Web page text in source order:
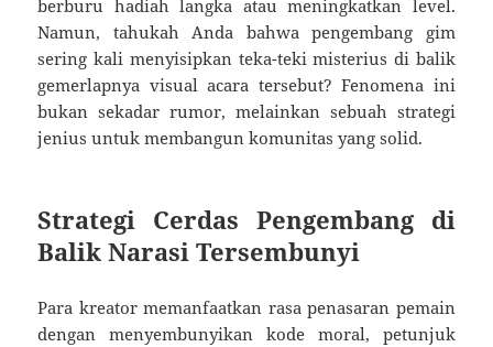
berburu hadiah langka atau meningkatkan level.
Namun, tahukah Anda bahwa pengembang gim
sering kali menyisipkan teka-teki misterius di balik
gemerlapnya visual acara tersebut? Fenomena ini
bukan sekadar rumor, melainkan sebuah strategi
jenius untuk membangun komunitas yang solid.
Strategi Cerdas Pengembang di
Balik Narasi Tersembunyi
Para kreator memanfaatkan rasa penasaran pemain
dengan menyembunyikan kode moral, petunjuk